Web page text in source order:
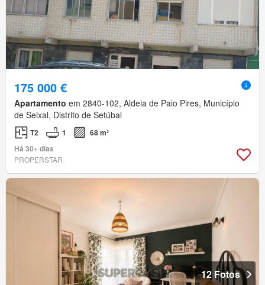
175 000 €
Apartamento em 2840-102, Aldeia de Paio Pires, Município
de Seixal, Distrito de Setúbal
T2 1
68 m²
Há 30+ dias
PROPERSTAR
12 Fotos